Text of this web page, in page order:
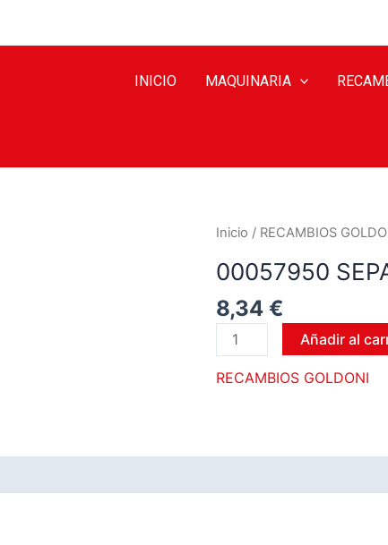
INICIO MAQUINARIA
Inicio / RECAMBIOS
00057950
8,34 €
Añadir al
RECAMBIOS GOLDONI